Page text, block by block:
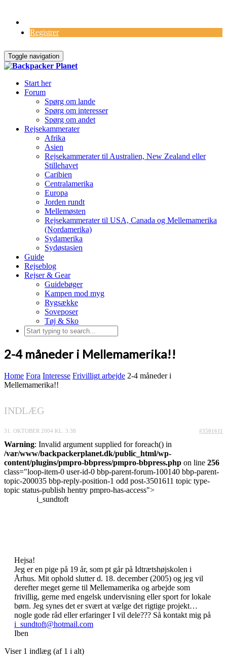
Registrer
Toggle navigation
Start her
Forum
Spørg om lande
Spørg om interesser
Spørg om andet
Rejsekammerater
Afrika
Asien
Rejsekammerater til Australien, New Zealand eller
Stillehavet
Caribien
Centralamerika
Europa
Jorden rundt
Mellemøsten
Rejsekammerater til USA, Canada og Mellemamerika
(Nordamerika)
Sydamerika
Sydøstasien
Guide
Rejseblog
Rejser & Gear
Guidebøger
Kampen mod myg
Rygsække
Soveposer
Tøj & Sko
2-4 måneder i Mellemamerika!!
Home Fora Interesse Frivilligt arbejde 2-4 måneder i
Mellemamerika!!
INDLÆG
31. OKTOBER 2004 KL. 3:38 #3501611
Warning: Invalid argument supplied for foreach() in
/var/www/backpackerplanet.dk/public_html/wp-
content/plugins/pmpro-bbpress/pmpro-bbpress.php on line 256
class="loop-item-0 user-id-0 bbp-parent-forum-100140 bbp-parent-
topic-200035 bbp-reply-position-1 odd post-3501611 topic type-
topic status-publish hentry pmpro-has-access">
i_sundtoft
Hejsa!
Jeg er en pige på 19 år, som pt går på Idtrætshøjskolen i
Århus. Mit ophold slutter d. 18. december (2005) og jeg vil
derefter meget gerne til Mellemamerika og arbejde som
frivillig, gerne med engelsk undervisning eller sport for lokale
børn. Jeg synes det er svært at vælge det rigtige projekt…
nogle gode råd eller erfaringer I vil dele??? Så kontakt mig på
i_sundtoft@hotmail.com
Iben
Viser 1 indlæg (af 1 i alt)